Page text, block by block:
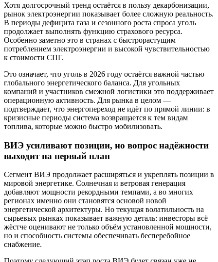
Хотя долгосрочный тренд остаётся в пользу декарбонизации,
рынок электроэнергии показывает более сложную реальность.
В периоды дефицита газа и сезонного роста спроса уголь
продолжает выполнять функцию страхового ресурса.
Особенно заметно это в странах с быстрорастущим
потреблением электроэнергии и высокой чувствительностью
к стоимости СПГ.
Это означает, что уголь в 2026 году остаётся важной частью
глобального энергетического баланса. Для угольных
компаний и участников смежной логистики это поддерживает
операционную активность. Для рынка в целом —
подтверждает, что энергопереход не идёт по прямой линии: в
кризисные периоды система возвращается к тем видам
топлива, которые можно быстро мобилизовать.
ВИЭ усиливают позиции, но вопрос надёжности
выходит на первый план
Сегмент ВИЭ продолжает расширяться и укреплять позиции в
мировой энергетике. Солнечная и ветровая генерация
добавляют мощности рекордными темпами, а во многих
регионах именно они становятся основой новой
энергетической архитектуры. Но текущая волатильность на
сырьевых рынках показывает важную деталь: инвесторы всё
жёстче оценивают не только объём установленной мощности,
но и способность системы обеспечивать бесперебойное
снабжение.